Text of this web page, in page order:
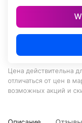
Цена действительна
отличаться от цен в
возможных акций и